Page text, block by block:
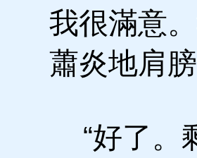
我很滿意
蕭炎地肩
“好了。